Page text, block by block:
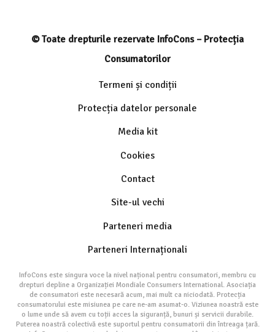
© Toate drepturile rezervate InfoCons – Protecția
Consumatorilor
Termeni și condiții
Protecția datelor personale
Media kit
Cookies
Contact
Site-ul vechi
Parteneri media
Parteneri Internaționali
InfoCons este singura voce la nivel național pentru consumatori, membru cu
drepturi depline a Organizației Mondiale Consumers International. Asociația
de consumatori este necesară acum, mai mult ca niciodată. Protecția
consumatorului este misiunea pe care ne-am asumat-o. Viziunea noastră este
o lume unde să avem cu toții acces la siguranță, bunuri și servicii durabile.
Puterea noastră colectivă este suportul pentru consumatorii din întreaga țară.